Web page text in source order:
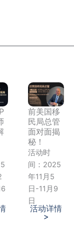
前美国移
民局总管
面对面揭
秘！
活动时
间：2025
年11月5
日-11月9
日
活动详情
>